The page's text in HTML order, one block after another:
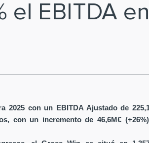
el EBITDA
2025 con un EBITDA Ajustado de
con un incremento de 46,6M€